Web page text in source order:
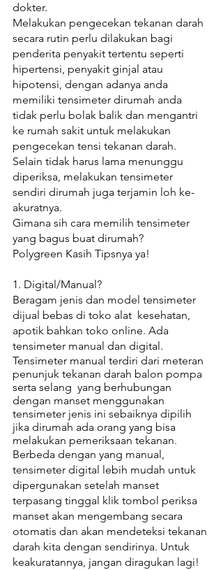
dokter.
Melakukan pengecekan tekanan darah
secara rutin perlu dilakukan bagi
penderita penyakit tertentu seperti
hipertensi, penyakit ginjal atau
hipotensi, dengan adanya anda
memiliki tensimeter dirumah anda
tidak perlu bolak balik dan mengantri
ke rumah sakit untuk melakukan
pengecekan tensi tekanan darah.
Selain tidak harus lama menunggu
diperiksa, melakukan tensimeter
sendiri dirumah juga terjamin loh ke-
akuratnya.
Gimana sih cara memilih tensimeter
yang bagus buat dirumah?
Polygreen Kasih Tipsnya ya!
1. Digital/Manual?
Beragam jenis dan model tensimeter
dijual bebas di toko alat  kesehatan,
apotik bahkan toko online. Ada
tensimeter manual dan digital.
Tensimeter manual terdiri dari meteran
penunjuk tekanan darah balon pompa
serta selang  yang berhubungan
dengan manset menggunakan
tensimeter jenis ini sebaiknya dipilih
jika dirumah ada orang yang bisa
melakukan pemeriksaan tekanan.
Berbeda dengan yang manual,
tensimeter digital lebih mudah untuk
dipergunakan setelah manset
terpasang tinggal klik tombol periksa
manset akan mengembang secara
otomatis dan akan mendeteksi tekanan
darah kita dengan sendirinya. Untuk
keakuratannya, jangan diragukan lagi!